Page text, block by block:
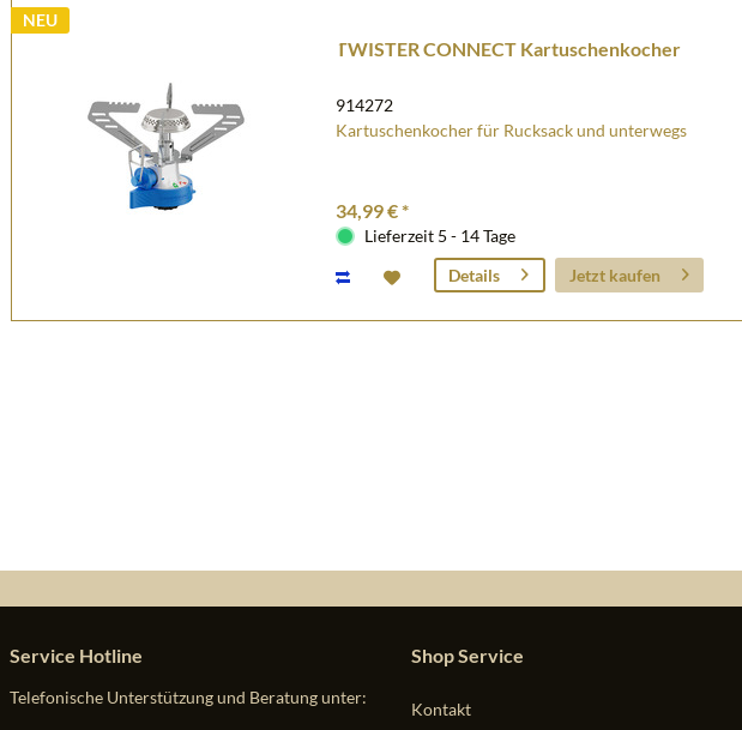
NEU
TWISTER CONNECT Kartuschenkocher
914272
Kartuschenkocher für Rucksack und unterwegs
34,99 € *
Lieferzeit 5 - 14 Tage
Details
Jetzt kaufen
Service Hotline
Telefonische Unterstützung und Beratung unter:
Shop Service
Kontakt